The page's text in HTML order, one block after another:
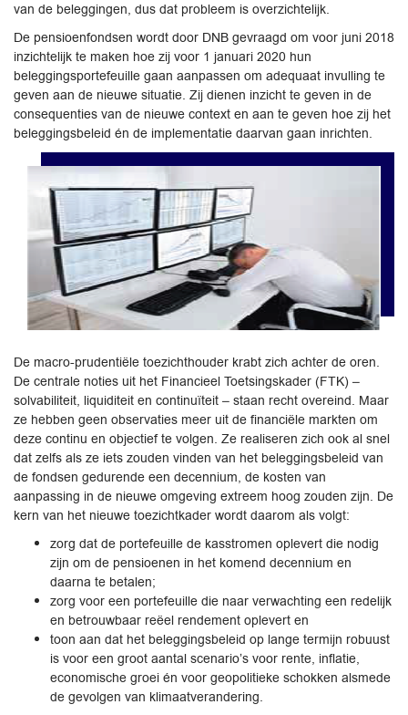
van de beleggingen, dus dat probleem is overzichtelijk.
De pensioenfondsen wordt door DNB gevraagd om voor juni 2018
inzichtelijk te maken hoe zij voor 1 januari 2020 hun
beleggingsportefeuille gaan aanpassen om adequaat invulling te
geven aan de nieuwe situatie. Zij dienen inzicht te geven in de
consequenties van de nieuwe context en aan te geven hoe zij het
beleggingsbeleid én de implementatie daarvan gaan inrichten.
De macro-prudentiële toezichthouder krabt zich achter de oren.
De centrale noties uit het Financieel Toetsingskader (FTK) –
solvabiliteit, liquiditeit en continuïteit – staan recht overeind. Maar
ze hebben geen observaties meer uit de financiële markten om
deze continu en objectief te volgen. Ze realiseren zich ook al snel
dat zelfs als ze iets zouden vinden van het beleggingsbeleid van
de fondsen gedurende een decennium, de kosten van
aanpassing in de nieuwe omgeving extreem hoog zouden zijn. De
kern van het nieuwe toezichtkader wordt daarom als volgt:
zorg dat de portefeuille de kasstromen oplevert die nodig
zijn om de pensioenen in het komend decennium en
daarna te betalen;
zorg voor een portefeuille die naar verwachting een redelijk
en betrouwbaar reëel rendement oplevert en
toon aan dat het beleggingsbeleid op lange termijn robuust
is voor een groot aantal scenario’s voor rente, inflatie,
economische groei én voor geopolitieke schokken alsmede
de gevolgen van klimaatverandering.